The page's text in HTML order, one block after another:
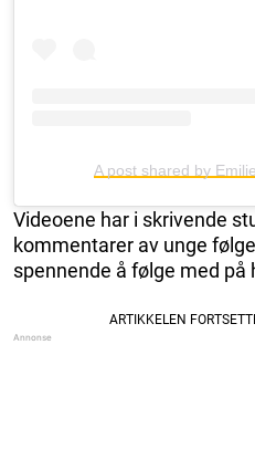
A post shared by
Videoene har i skrivende
kommentarer av unge
spennende å følge med